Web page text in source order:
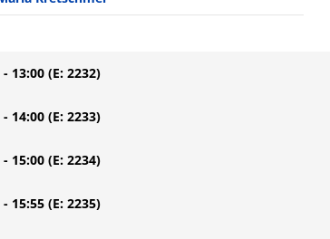
13:00 (E: 2232)
14:00 (E: 2233)
15:00 (E: 2234)
15:55 (E: 2235)